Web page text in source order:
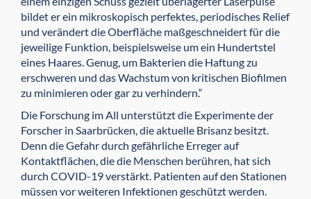
bildet er ein mikroskopisch perfektes, periodisches Relief
und verändert die Oberfläche maßgeschneidert für die
jeweilige Funktion, beispielsweise um ein Hundertstel
eines Haares. Genug, um Bakterien die Haftung zu
erschweren und das Wachstum von kritischen Biofilmen
zu minimieren oder gar zu verhindern.“
Die Forschung im All unterstützt die Experimente der
Forscher in Saarbrücken, die aktuelle Brisanz besitzt.
Denn die Gefahr durch gefährliche Erreger auf
Kontaktflächen, die die Menschen berühren, hat sich
durch COVID-19 verstärkt. Patienten auf den Stationen
müssen vor weiteren Infektionen geschützt werden.